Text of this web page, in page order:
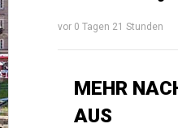
vor 0 Tagen 21 Stunden
MEHR
AUS